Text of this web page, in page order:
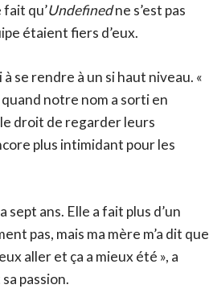
qu’Undefinedne s’est pas
étaient fiers d’eux.
se rendre à un si haut niveau. «
notre nom a sorti en
le droit de regarder leurs
plus intimidant pour les
ans. Elle a fait plus d’un
pas, mais ma mère m’a dit que
aller et ça a mieux été », a
passion.